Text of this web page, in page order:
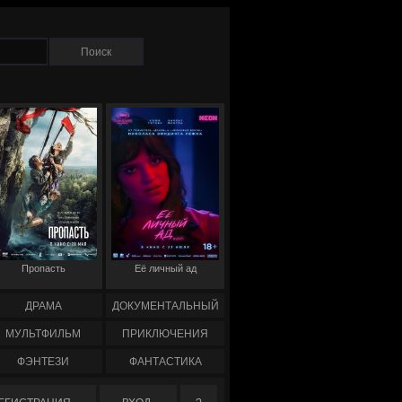
Пропасть Её личный ад
ДРАМА ДОКУМЕНТАЛЬНЫЙ
МУЛЬТФИЛЬМ ПРИКЛЮЧЕНИЯ
ФЭНТЕЗИ ФАНТАСТИКА